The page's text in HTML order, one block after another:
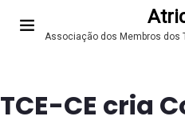
Associação dos Membros dos
TCE-CE cria